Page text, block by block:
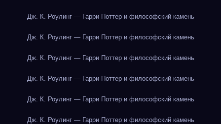
Дж. К. Роулинг — Гарри Поттер и философский камень
Дж. К. Роулинг — Гарри Поттер и философский камень
Дж. К. Роулинг — Гарри Поттер и философский камень
Дж. К. Роулинг — Гарри Поттер и философский камень
Дж. К. Роулинг — Гарри Поттер и философский камень
Дж. К. Роулинг — Гарри Поттер и философский камень